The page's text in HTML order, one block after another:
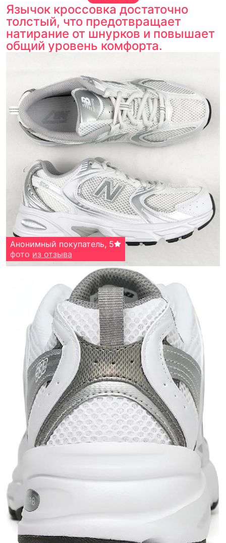
Язычок кроссовка достаточно
толстый, что предотвращает
натирание от шнурков и повышает
общий уровень комфорта.
Анонимный покупатель, 5
фото из отзыва